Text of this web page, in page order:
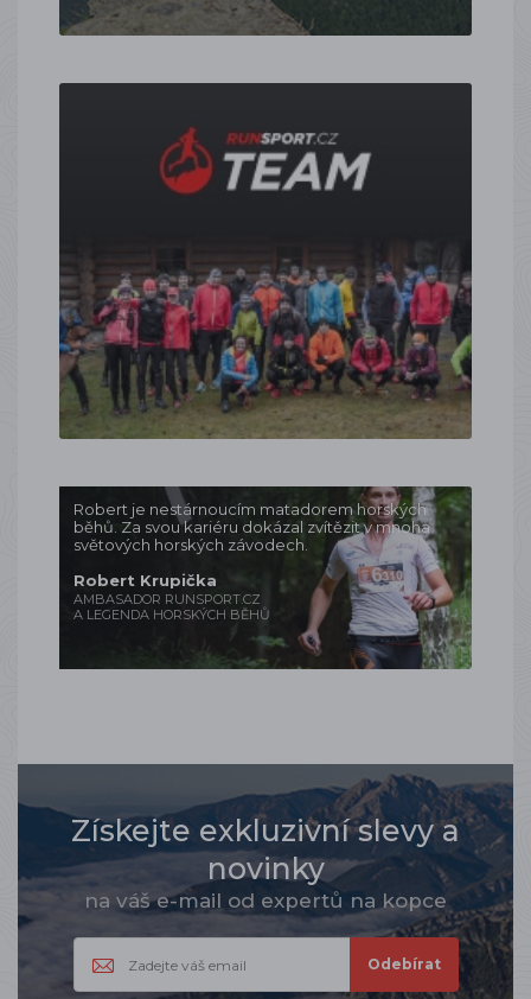
Robert je nestárnoucím matadorem horských
běhů. Za svou kariéru dokázal zvítězit v mnoha
světových horských závodech.
Robert Krupička
AMBASADOR RUNSPORT.CZ
A LEGENDA HORSKÝCH BĚHŮ
Získejte exkluzivní slevy a
novinky
na váš e-mail od expertů na kopce